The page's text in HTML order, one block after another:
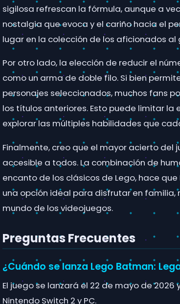
sigilosa refrescan la fórmula, aunque a
nostalgia que evoca y el cariño hacia el
lugar en la colección de los aficionados al
Por otro lado, la elección de reducir el
como un arma de doble filo. Si bien
personajes seleccionados, muchos fans
los títulos anteriores. Esto puede limitar
explorar las múltiples habilidades que
Finalmente, creo que el mayor acierto del
accesible a todos. La combinación de
encanto de los clásicos de Lego, hace
una opción ideal para disfrutar en
mundo de los videojuegos.
Preguntas Frecuentes
¿Cuándo se lanza Lego Batman:
El juego se lanzará el 22 de mayo de 2026
Nintendo Switch 2 y PC.